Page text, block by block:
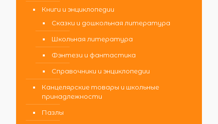
Книги и энциклопедии
Сказки и дошкольная литература
Школьная литература
Фэнтези и фантастика
Справочники и энциклопедии
Канцелярские товары и школьные
принадлежности
Пазлы